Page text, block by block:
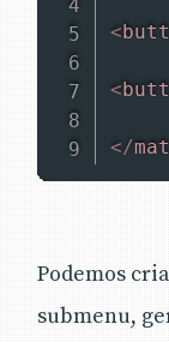
<
<
</
Podemos
submenu,